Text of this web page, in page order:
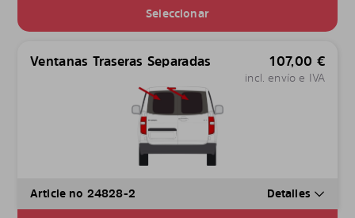
Seleccionar
Ventanas Traseras Separadas 107,00 €
incl. envío e IVA
Article no 24828-2 Detalles